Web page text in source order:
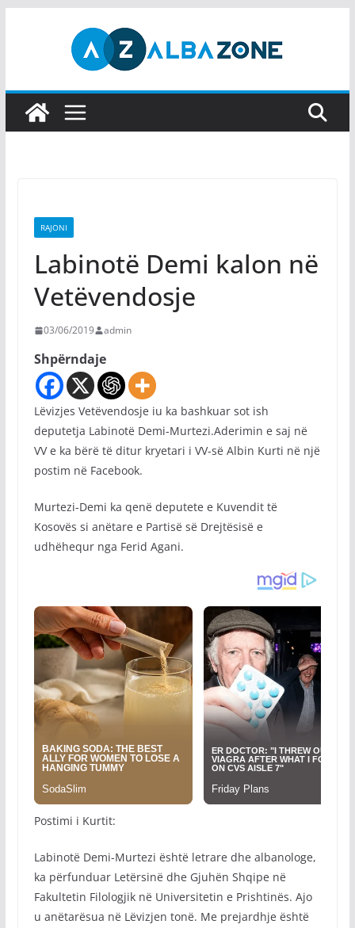
RAJONI
​Labinotë Demi kalon në
Vetëvendosje
03/06/2019 admin
Shpërndaje
Lëvizjes Vetëvendosje iu ka bashkuar sot ish
deputetja Labinotë Demi-Murtezi.Aderimin e saj në
VV e ka bërë të ditur kryetari i VV-së Albin Kurti në një
postim në Facebook.
Murtezi-Demi ka qenë deputete e Kuvendit të
Kosovës si anëtare e Partisë së Drejtësisë e
udhëhequr nga Ferid Agani.
Postimi i Kurtit:
Labinotë Demi-Murtezi është letrare dhe albanologe,
ka përfunduar Letërsinë dhe Gjuhën Shqipe në
Fakultetin Filologjik në Universitetin e Prishtinës. Ajo
u anëtarësua në Lëvizjen tonë. Me prejardhje është